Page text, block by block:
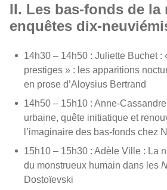
II. Les bas-fonds de la
enquêtes dix-
14h30 – 14h50 : Juliette Buchet :
prestiges » : les apparitions
en prose d’Aloysius Bertrand
14h50 – 15h10 : Anne-
urbaine, quête initiatique et
l’imaginaire des bas-fonds chez
15h10 – 15h30 : Adèle Ville : La
du monstrueux humain dans les
Dostoïevski